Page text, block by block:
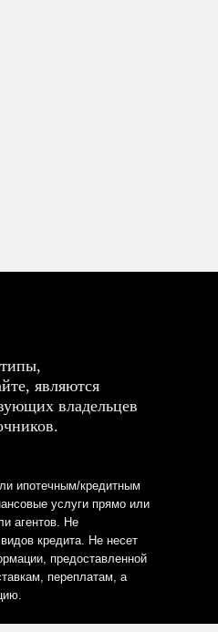
являются
владельцев
ипотечным/кредитным
услуги прямо или
агентов. Не
кредита. Не несет
предоставленной
переплатам, а